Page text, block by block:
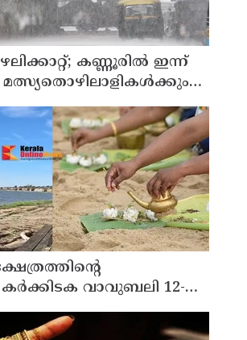
കണ്ണൂരിൽ ഇന്ന്
മത്സ്യതൊഴിലാളികൾക്കും
വാവുബലി 12-ന് ;